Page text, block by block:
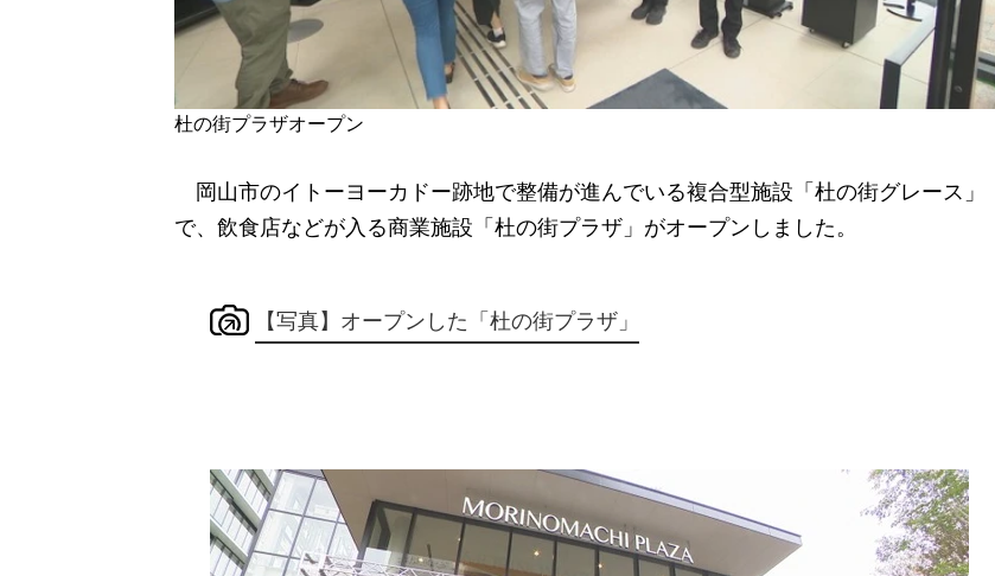
杜の街プラザオープン
岡山市のイトーヨーカドー跡地で整備が進んでいる複合型施設「杜の街グレース」
で、飲食店などが入る商業施設「杜の街プラザ」がオープンしました。
【写真】オープンした「杜の街プラザ」